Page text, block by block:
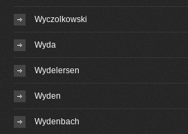
Wyczolkowski
Wyda
Wydelersen
Wyden
Wydenbach